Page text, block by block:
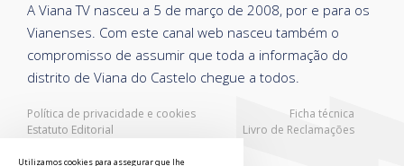
Política de privacidade e cookies
Ficha técnica
Estatuto Editorial
Livro de Reclamações
A Viana TV nasceu a 5 de março de 2008, por e para os
Vianenses. Com este canal web nasceu também o
compromisso de assumir que toda a informação do
distrito de Viana do Castelo chegue a todos.
Utilizamos cookies para assegurar que lhe